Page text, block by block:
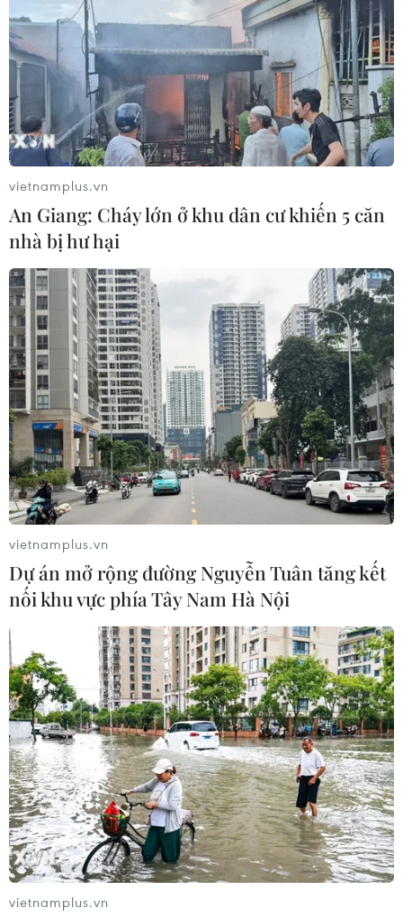
vietnamplus.vn
An Giang: Cháy lớn ở khu dân cư khiến 5 căn
nhà bị hư hại
vietnamplus.vn
Dự án mở rộng đường Nguyễn Tuân tăng kết
nối khu vực phía Tây Nam Hà Nội
vietnamplus.vn